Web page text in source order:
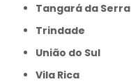
Tangará da Serra
Trindade
União do Sul
Vila Rica